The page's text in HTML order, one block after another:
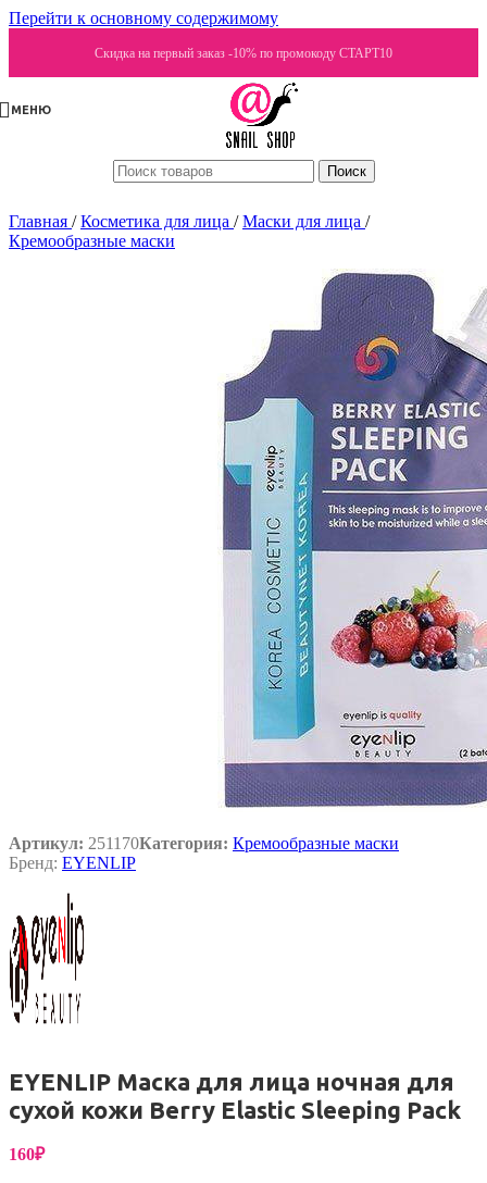
Перейти к основному содержимому
Скидка на первый заказ -10% по промокоду СТАРТ10
МЕНЮ
Поиск
Главная / Косметика для лица / Маски для лица /
Кремообразные маски
Артикул: 251170Категория: Кремообразные маски
Бренд: EYENLIP
EYENLIP Маска для лица ночная для
сухой кожи Berry Elastic Sleeping Pack
160₽